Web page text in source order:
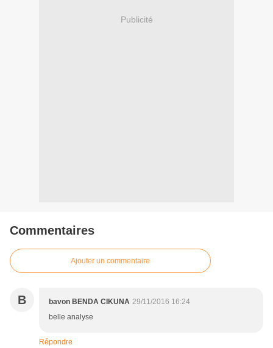
Publicité
Commentaires
Ajouter un commentaire
B bavon BENDA CIKUNA 29/11/2016 16:24
belle analyse
Répondre